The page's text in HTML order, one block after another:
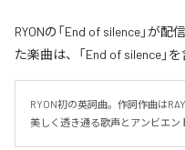
RYONの「End of silence」が
た楽曲は、「End of silence」
RYON初の英詞曲。作詞作曲はRAY
美しく透き通る歌声とアンビエン